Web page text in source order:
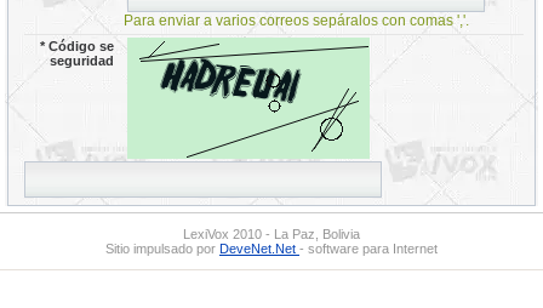
Para enviar a varios correos sepáralos con comas ','.
*Código se
seguridad
LexiVox 2010 - La Paz, Bolivia
Sitio impulsado por DeveNet.Net - software para Internet